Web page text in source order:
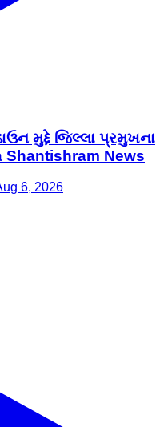
મુદ્દે જિલ્લા પ્રમુખના
Shantishram News
6, 2026